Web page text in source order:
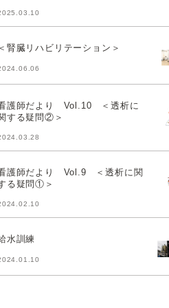
腎臓リハビリテーション＞
護師だより Vol.10 ＜透析に
する疑問②＞
護師だより Vol.9 ＜透析に関
る疑問①＞
水訓練